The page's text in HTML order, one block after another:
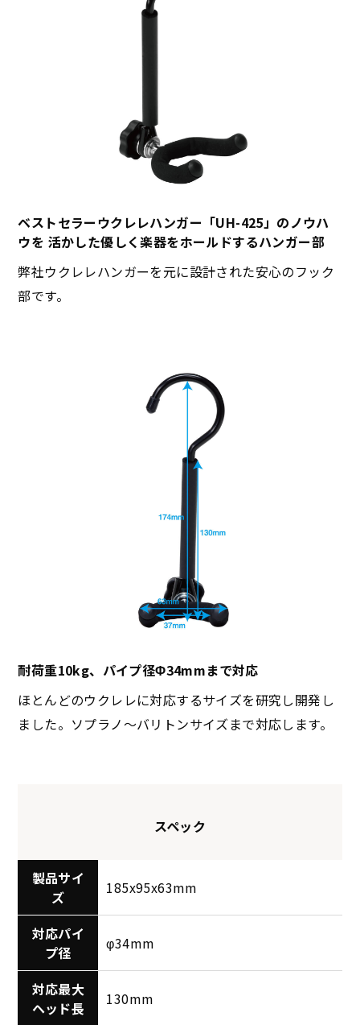
ベストセラーウクレレハンガー「UH-425」のノウハ
ウを 活かした優しく楽器をホールドするハンガー部
弊社ウクレレハンガーを元に設計された安心のフック
部です。
耐荷重10kg、パイプ径Φ34mmまで対応
ほとんどのウクレレに対応するサイズを研究し開発し
ました。ソプラノ〜バリトンサイズまで対応します。
スペック
製品サイ
ズ
185x95x63mm
対応パイ
プ径
φ34mm
対応最大
ヘッド長
130mm